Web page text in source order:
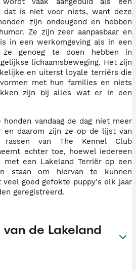
dat is niet voor niets, want deze
zijn ondeugend en hebben
Ze zijn zeer aanpasbaar en
in een werkomgeving als in een
ze genoeg te doen hebben in
lichaamsbeweging. Het zijn
en uiterst loyale terriërs die
met hun families en niets
zijn bij alles wat er in een
vandaag de dag niet meer
en daarom zijn ze op de lijst van
rassen van The Kennel Club
echter toe, hoewel iedereen
een Lakeland Terriër op een
staan om hiervan te kunnen
goed gefokte puppy's elk jaar
geregistreerd.
de Lakeland